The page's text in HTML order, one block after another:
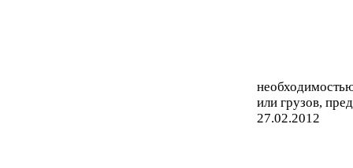
или грузов,
27.02.2012